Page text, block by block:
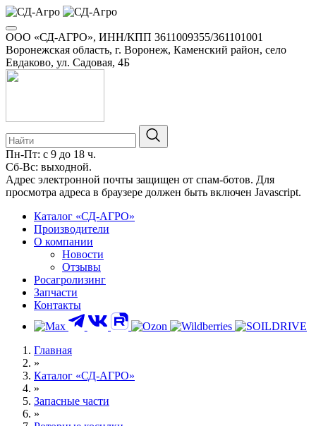
ООО «СД-АГРО», ИНН/КПП 3611009355/361101001
Воронежская область, г. Воронеж, Каменский район, село
Евдаково, ул. Садовая, 4Б
Пн-Пт: с 9 до 18 ч.
Сб-Вс: выходной.
Адрес электронной почты защищен от спам-ботов. Для
просмотра адреса в браузере должен быть включен Javascript.
Каталог «СД-АГРО»
Производители
О компании
Новости
Отзывы
Росагролизинг
Запчасти
Контакты
Главная
»
Каталог «СД-АГРО»
»
Запасные части
»